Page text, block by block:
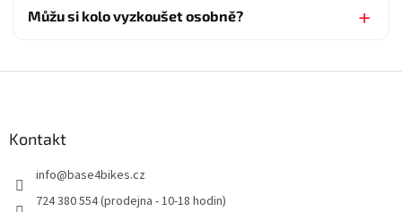
Můžu si kolo vyzkoušet osobně?
Kontakt
info@base4bikes.cz
724 380 554 (prodejna - 10-18 hodin)